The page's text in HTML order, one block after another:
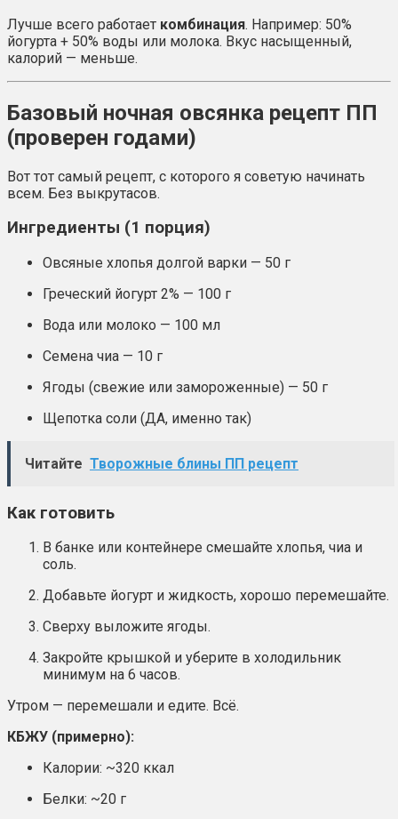
Лучше всего работает комбинация. Например: 50%
йогурта + 50% воды или молока. Вкус насыщенный,
калорий — меньше.
Базовый ночная овсянка рецепт ПП
(проверен годами)
Вот тот самый рецепт, с которого я советую начинать
всем. Без выкрутасов.
Ингредиенты (1 порция)
Овсяные хлопья долгой варки — 50 г
Греческий йогурт 2% — 100 г
Вода или молоко — 100 мл
Семена чиа — 10 г
Ягоды (свежие или замороженные) — 50 г
Щепотка соли (ДА, именно так)
Читайте Творожные блины ПП рецепт
Как готовить
В банке или контейнере смешайте хлопья, чиа и
соль.
Добавьте йогурт и жидкость, хорошо перемешайте.
Сверху выложите ягоды.
Закройте крышкой и уберите в холодильник
минимум на 6 часов.
Утром — перемешали и едите. Всё.
КБЖУ (примерно):
Калории: ~320 ккал
Белки: ~20 г